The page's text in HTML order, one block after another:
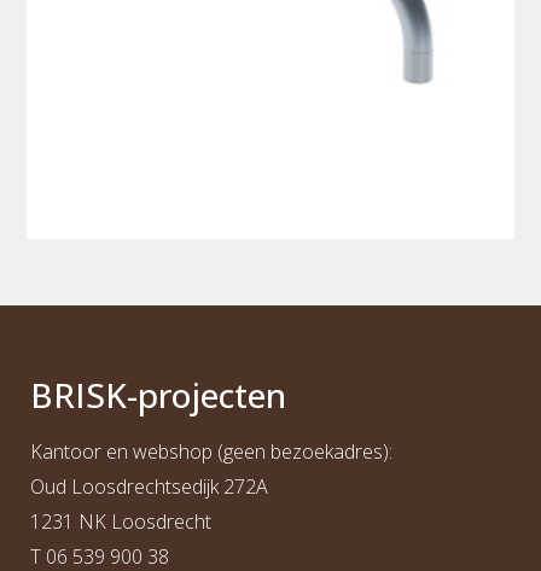
BRISK-projecten
Kantoor en webshop (geen bezoekadres):
Oud Loosdrechtsedijk 272A
1231 NK Loosdrecht
T 06 539 900 38